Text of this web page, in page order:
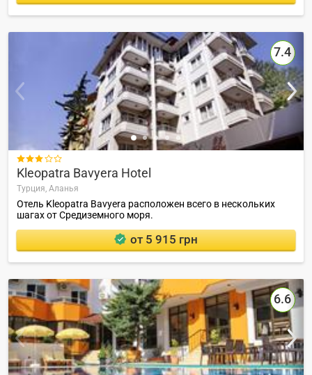
7.4

Kleopatra Bavyera Hotel
Турция, Аланья
Отель Kleopatra Bavyera расположен всего в нескольких
шагах от Средиземного моря.
от 5 915 грн
6.6